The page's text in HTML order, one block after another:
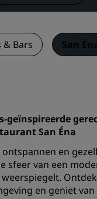
Bars San
geïnspireerde
San Éna
ontspannen en
sfeer van een
en geniet van